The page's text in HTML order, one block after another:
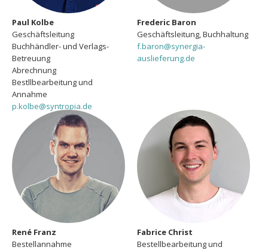
Paul Kolbe
Geschäftsleitung
Buchhändler- und Verlags-
Betreuung
Abrechnung
Bestllbearbeitung und
Annahme
p.kolbe@syntropia.de
Frederic Baron
Geschäftsleitung, Buchhaltung
f.baron@synergia-
auslieferung.de
René Franz
Bestellannahme
Fabrice Christ
Bestellbearbeitung und